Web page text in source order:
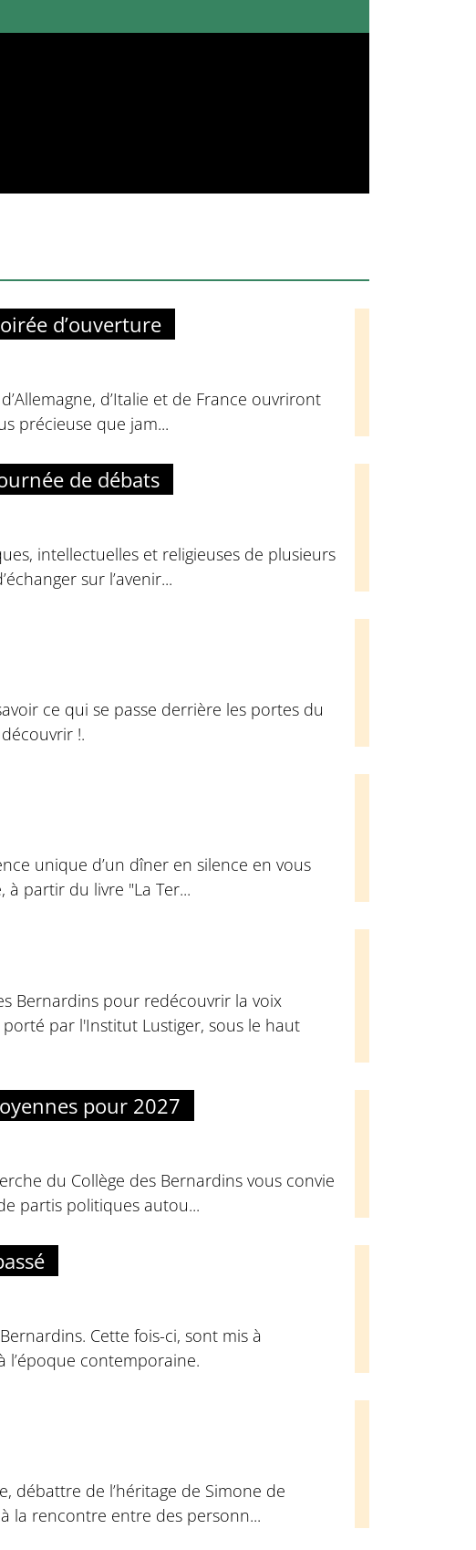
d’ouverture
d’Italie et de France ouvriront
précieuse que jam...
de débats
intellectuelles et religieuses de plusieurs
sur l’avenir...
ce qui se passe derrière les portes du
!.
unique d’un dîner en silence en vous
partir du livre "La Ter...
Bernardins pour redécouvrir la voix
par l'Institut Lustiger, sous le haut
pour 2027
du Collège des Bernardins vous convie
partis politiques autou...
Cette fois-ci, sont mis à
l’époque contemporaine.
débattre de l’héritage de Simone de
la rencontre entre des personn...